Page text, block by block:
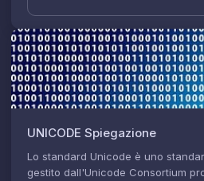
UNICODE Spiegazione
Lo standard Unicode è uno
gestito dall'Unicode Consortium